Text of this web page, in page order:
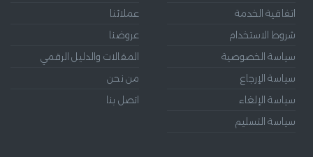
عملائنا
عروضنا
المقالات والدليل الرقمي
من نحن
اتصل بنا
اتفاقية الخدمة
شروط الاستخدام
سياسة الخصوصية
سياسة الإرجاع
سياسة الإلغاء
سياسة التسليم